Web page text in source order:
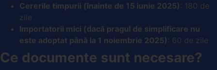
Cererile timpurii (înainte de 15 iunie 2025): 180 de
zile
Importatorii mici (dacă pragul de simplificare nu
este adoptat până la 1 noiembrie 2025): 60 de zile
Ce documente sunt necesare?